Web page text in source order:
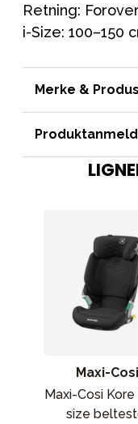
Retning:
i-Size: 100–150
Merke &
Maxi-Cosi
Maxi-Cosi Kore
size